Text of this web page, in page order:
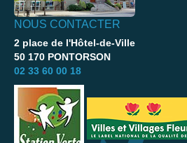
NOUS CONTACTER
2 place de l'Hôtel-de-Ville
50 170 PONTORSON
02 33 60 00 18